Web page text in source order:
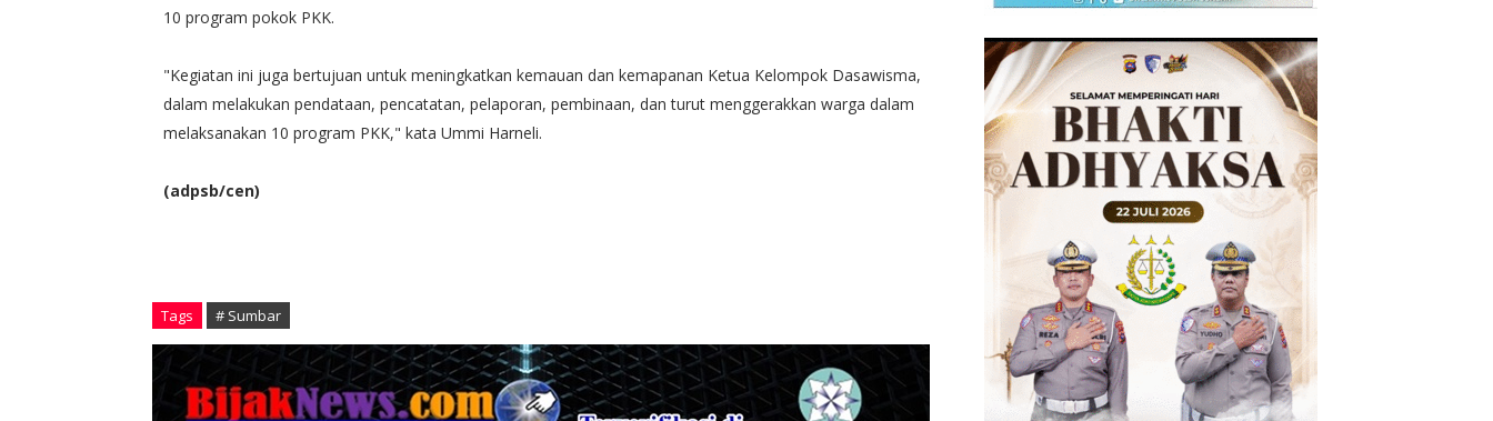
10 program pokok PKK.
"Kegiatan ini juga bertujuan untuk meningkatkan kemauan dan kemapanan Ketua Kelompok Dasawisma,
dalam melakukan pendataan, pencatatan, pelaporan, pembinaan, dan turut menggerakkan warga dalam
melaksanakan 10 program PKK," kata Ummi Harneli.
(adpsb/cen)
Tags # Sumbar